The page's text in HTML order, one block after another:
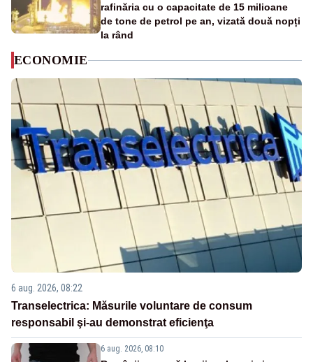
rafinăria cu o capacitate de 15 milioane
de tone de petrol pe an, vizată două nopți
la rând
ECONOMIE
6 aug. 2026, 08:22
Transelectrica: Măsurile voluntare de consum
responsabil şi-au demonstrat eficienţa
6 aug. 2026, 08:10